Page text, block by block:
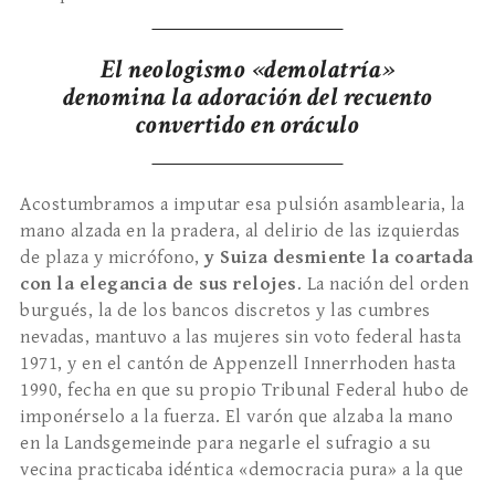
El neologismo «demolatría»
denomina la adoración del recuento
convertido en oráculo
Acostumbramos a imputar esa pulsión asamblearia, la
mano alzada en la pradera, al delirio de las izquierdas
de plaza y micrófono, y Suiza desmiente la coartada
con la elegancia de sus relojes. La nación del orden
burgués, la de los bancos discretos y las cumbres
nevadas, mantuvo a las mujeres sin voto federal hasta
1971, y en el cantón de Appenzell Innerrhoden hasta
1990, fecha en que su propio Tribunal Federal hubo de
imponérselo a la fuerza. El varón que alzaba la mano
en la Landsgemeinde para negarle el sufragio a su
vecina practicaba idéntica «democracia pura» a la que